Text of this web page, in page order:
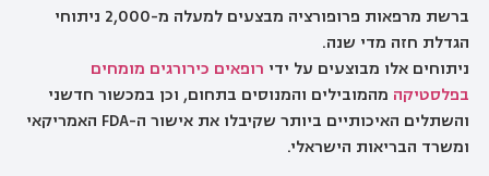
ברשת מרפאות פרופורציה מבצעים למעלה מ-2,000 ניתוחי
הגדלת חזה מדי שנה.
ניתוחים אלו מבוצעים על ידי רופאים כירורגים מומחים
בפלסטיקה מהמובילים והמנוסים בתחום, וכן במכשור חדשני
והשתלים האיכותיים ביותר שקיבלו את אישור ה-FDA האמריקאי
ומשרד הבריאות הישראלי.